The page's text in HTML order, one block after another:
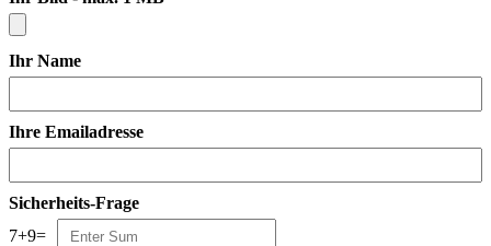
Ihr Name
Ihre Emailadresse
Sicherheits-Frage
7+9=